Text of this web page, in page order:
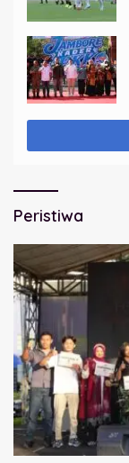
Peristiwa